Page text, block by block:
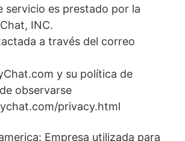
servicio es prestado por la
INC.
a través del correo
y su política de
observarse
privacy.html
Empresa utilizada para